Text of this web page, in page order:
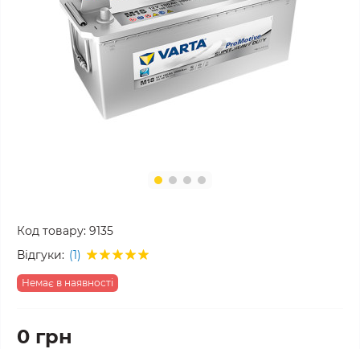
Код товару: 9135
Відгуки: (1)
Немає в наявності
0 грн